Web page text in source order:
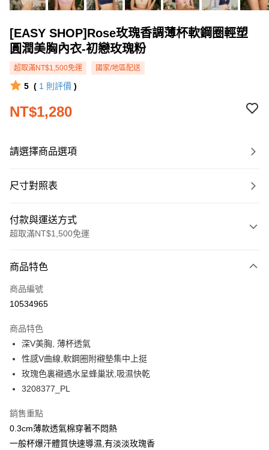
[EASY SHOP]Rose玫瑰香調薄杯軟鋼圈輕塑
圓潤美胸內衣-初戀玫瑰粉
超取滿NT$1,500免運 國家/地區配送
5 ( 1 則評價 )
NT$1,280
請選擇商品選項
尺寸對照表
付款與運送方式
超取滿NT$1,500免運
信用卡一次付款
超商取貨付款
Apple Pay
悠遊付
Google Pay
全支付
全盈+PAY
商品特色
商品編號
10534965
商品特色
深V美胸, 薄杯透氣
性感V曲線,軟鋼圈附襯墊集中上挺
玫瑰色裏襯遇水呈蜂巢狀,吸濕快乾
3208377_PL
銷售重點
0.3cm薄款透氣棉穿著不悶熱
一般杯爆汗體質快速導濕,有淡淡玫瑰香